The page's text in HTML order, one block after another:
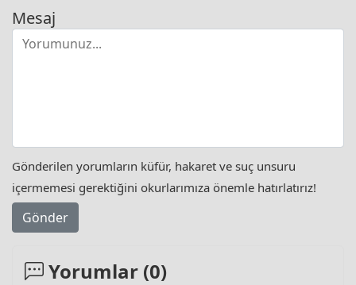
Mesaj
Gönderilen yorumların küfür, hakaret ve suç unsuru
içermemesi gerektiğini okurlarımıza önemle hatırlatırız!
Gönder
Yorumlar (0)